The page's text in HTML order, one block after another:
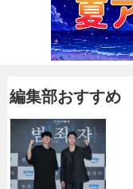
編集部おすすめ